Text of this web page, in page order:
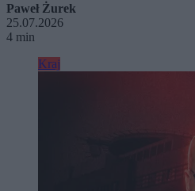
Paweł Żurek
25.07.2026
4 min
Kraj